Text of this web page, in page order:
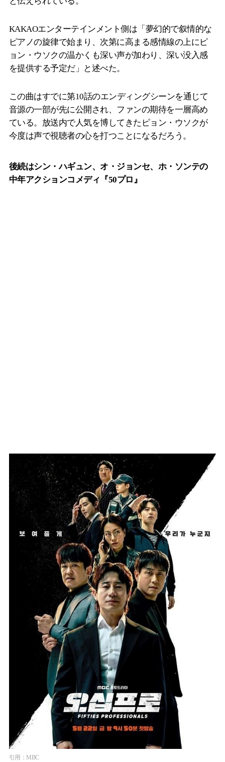
KAKAOエンターテインメント側は「夢幻的で叙情的な
ピアノの旋律で始まり、次第に高まる感情線の上にピ
ョン・ウソクの温かくも深い声が加わり、深い没入感
を提供する予定だ」と述べた。
この曲はすでに第10話のエンディングシーンを通じて
音源の一部が先に公開され、ファンの期待を一層高め
ている。放送内で人気を博してきたピョン・ウソクが
今度は声で視聴者の心を打つことになるだろう。
後続はシン・ハギュン、オ・ジョンセ、ホ・ソンテの
中年アクションコメディ『50プロ』
引用：MBC